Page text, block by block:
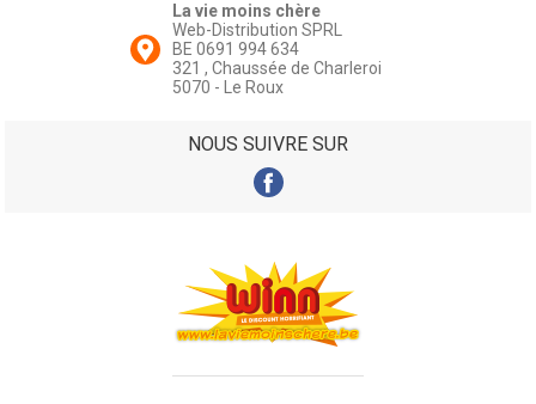
La vie moins chère
Web-Distribution SPRL
BE 0691 994 634
321 , Chaussée de Charleroi
5070 - Le Roux
NOUS SUIVRE SUR